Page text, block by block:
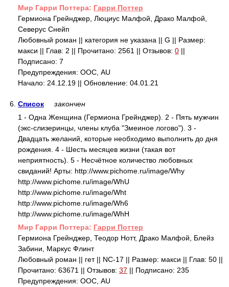
Mир Гарри Поттера: Гарри Поттер
Гермиона Грейнджер, Люциус Малфой, Драко Малфой,
Северус Снейп
Любовный роман || категория не указана || G || Размер:
макси || Глав: 2 || Прочитано: 2561 || Отзывов: 0 ||
Подписано: 7
Предупреждения: ООС, AU
Начало: 24.12.19 || Обновление: 04.01.21
6. Список
закончен
1 - Одна Женщина (Гермиона Грейнджер). 2 - Пять мужчин
(экс-слизеринцы, члены клуба "Змеиное логово"). 3 -
Двадцать желаний, которые необходимо выполнить до дня
рождения. 4 - Шесть месяцев жизни (такая вот
неприятность). 5 - Несчётное количество любовных
свиданий! Арты: http://www.pichome.ru/image/Why
http://www.pichome.ru/image/WhU
http://www.pichome.ru/image/Wht
http://www.pichome.ru/image/Wh6
http://www.pichome.ru/image/WhH
Mир Гарри Поттера: Гарри Поттер
Гермиона Грейнджер, Теодор Нотт, Драко Малфой, Блейз
Забини, Маркус Флинт
Любовный роман || гет || NC-17 || Размер: макси || Глав: 50 ||
Прочитано: 63671 || Отзывов: 37 || Подписано: 235
Предупреждения: ООС, AU